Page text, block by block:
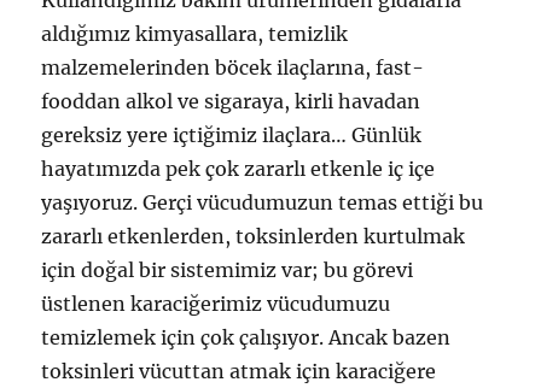
i
r
aldığımız kimyasallara, temizlik
malzemelerinden böcek ilaçlarına, fast-
fooddan alkol ve sigaraya, kirli havadan
gereksiz yere içtiğimiz ilaçlara… Günlük
hayatımızda pek çok zararlı etkenle iç içe
yaşıyoruz. Gerçi vücudumuzun temas ettiği bu
zararlı etkenlerden, toksinlerden kurtulmak
için doğal bir sistemimiz var; bu görevi
üstlenen karaciğerimiz vücudumuzu
temizlemek için çok çalışıyor. Ancak bazen
toksinleri vücuttan atmak için karaciğere